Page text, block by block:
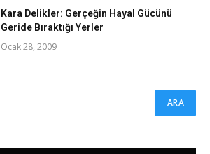
Kara Delikler: Gerçeğin Hayal Gücünü
Geride Bıraktığı Yerler
Ocak 28, 2009